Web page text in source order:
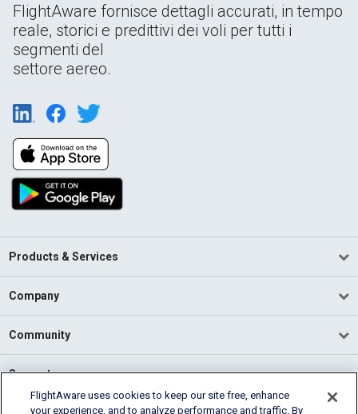
FlightAware fornisce dettagli accurati, in tempo
reale, storici e predittivi dei voli per tutti i
segmenti del
settore aereo.
Products & Services
Company
Community
Support
FlightAware uses cookies to keep our site free, enhance
your experience, and to analyze performance and traffic. By